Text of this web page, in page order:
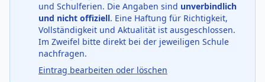
und Schulferien. Die Angaben sind unverbindlich
und nicht offiziell. Eine Haftung für Richtigkeit,
Vollständigkeit und Aktualität ist ausgeschlossen.
Im Zweifel bitte direkt bei der jeweiligen Schule
nachfragen.
Eintrag bearbeiten oder löschen